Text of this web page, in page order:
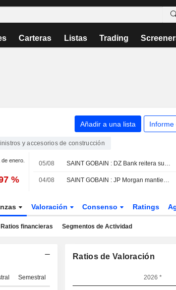
Carteras Listas Trading
Añadir a una lista Informe
y accesorios de construcción
de enero.
%
05/08 SAINT GOBAIN : DZ Bank reitera su recomendación de compra
04/08 SAINT GOBAIN : JP Morgan mantiene su recomendación de compra
Valoración Consenso Ratings
Ratios financieras Segmentos de Actividad
Semestral
Ratios de Valoración
2026 *